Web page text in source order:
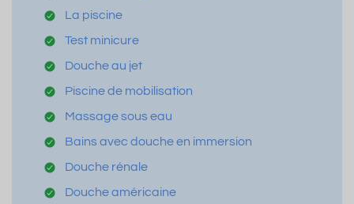
La piscine
Test minicure
Douche au jet
Piscine de mobilisation
Massage sous eau
Bains avec douche en immersion
Douche rénale
Douche américaine